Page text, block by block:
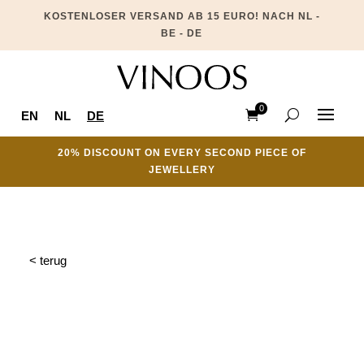
KOSTENLOSER VERSAND AB 15 EURO! NACH NL -
BE - DE
EN NL DE
0
Ite
20% DISCOUNT ON EVERY SECOND PIECE OF
JEWELLERY
< terug